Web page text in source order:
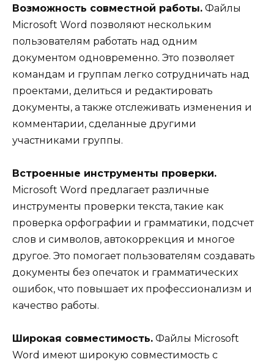
Возможность совместной работы. Файлы
Microsoft Word позволяют нескольким
пользователям работать над одним
документом одновременно. Это позволяет
командам и группам легко сотрудничать над
проектами, делиться и редактировать
документы, а также отслеживать изменения и
комментарии, сделанные другими
участниками группы.
Встроенные инструменты проверки.
Microsoft Word предлагает различные
инструменты проверки текста, такие как
проверка орфографии и грамматики, подсчет
слов и символов, автокоррекция и многое
другое. Это помогает пользователям создавать
документы без опечаток и грамматических
ошибок, что повышает их профессионализм и
качество работы.
Широкая совместимость. Файлы Microsoft
Word имеют широкую совместимость с